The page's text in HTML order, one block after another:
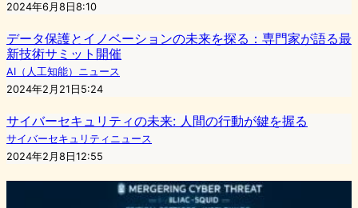
2024年6月8日8:10
データ保護とイノベーションの未来を探る：専門家が語る最
新技術サミット開催
AI（人工知能）ニュース
2024年2月21日5:24
サイバーセキュリティの未来: 人間の行動が鍵を握る
サイバーセキュリティニュース
2024年2月8日12:55